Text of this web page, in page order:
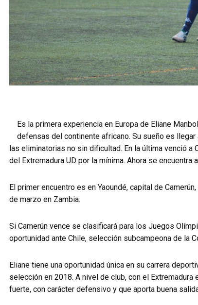
Es la primera experiencia en Europa de Eliane
defensas del continente africano. Su sueño es
las eliminatorias no sin dificultad. En la última venció a
del Extremadura UD por la mínima. Ahora se encuentra
El primer encuentro es en Yaoundé, capital de
de marzo en Zambia.
Si Camerún vence se clasificará para los Juegos
oportunidad ante Chile, selección subcampeona de la
Eliane tiene una oportunidad única en su carrera
selección en 2018. A nivel de club, con el Extremadura
fuerte, con carácter defensivo y que aporta buena